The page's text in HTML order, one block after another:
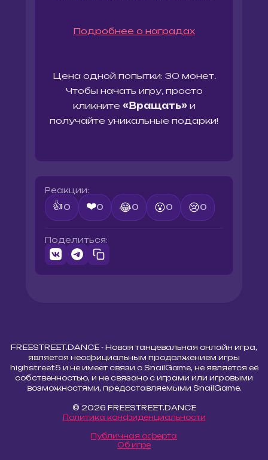
Подробнее о наградах
Цена одной попытки: 30 монет.
Чтобы начать игру, просто
кликните «Вращать»и
получайте уникальные подарки!
Реакции:
👍0 ❤️0 😂0 😮0 😢0
Поделиться:
FREESTREET.DANCE - Новая танцевальная онлайн игра,
является неофициальным продолжением игры
highstreet5 и не имеет связи с SnailGame, не является её
собственностью, и не связано с играми или игровыми
возможностями, предоставляемыми SnailGame.
© 2026 FREESTREET.DANCE
Политика конфиденциальности
Публичная оферта
Об игре